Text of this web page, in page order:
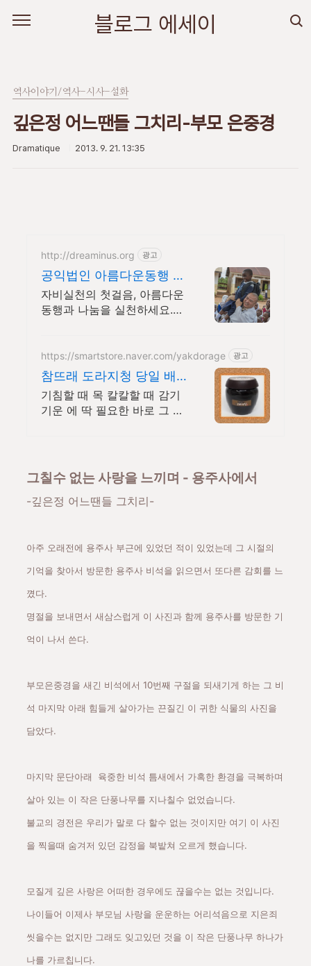
블로그 에세이
역사이야기/역사-시사-설화
깊은정 어느땐들 그치리-부모 은중경
Dramatique 2013. 9. 21. 13:35
http://dreaminus.org 광고
공익법인 아름다운동행 대
한불교조계종 설립 공익법
인
자비실천의 첫걸음, 아름다운
동행과 나눔을 실천하세요.
https://smartstore.naver.com/yakdorage 광고
참뜨래 도라지청 당일 배
송
기침할 때 목 칼칼할 때 감기
기운 에 딱 필요한 바로 그 진
그칠수 없는 사랑을 느끼며 - 용주사에서
-깊은정 어느땐들 그치리-
아주 오래전에 용주사 부근에 있었던 적이 있었는데 그 시절의
기억을 찾아서 방문한 용주사 비석을 읽으면서 또다른 감회를 느
꼈다.
명절을 보내면서 새삼스럽게 이 사진과 함께 용주사를 방문한 기
억이 나서 쓴다.
부모은중경을 새긴 비석에서 10번째 구절을 되새기게 하는 그 비
석 마지막 아래 힘들게 살아가는 끈질긴 이 귀한 식물의 사진을
담았다.
마지막 문단아래 육중한 비석 틈새에서 가혹한 환경을 극복하며
살아 있는 이 작은 단풍나무를 지나칠수 없었습니다.
불교의 경전은 우리가 말로 다 할수 없는 것이지만 여기 이 사진
을 찍을때 숨겨저 있던 감정을 북밭쳐 오르게 했습니다.
모질게 깊은 사랑은 어떠한 경우에도 끊을수는 없는 것입니다.
나이들어 이제사 부모님 사랑을 운운하는 어리석음으로 지은죄
씻을수는 없지만 그래도 잊고있던 것을 이 작은 단풍나무 하나가
나를 가르칩니다.